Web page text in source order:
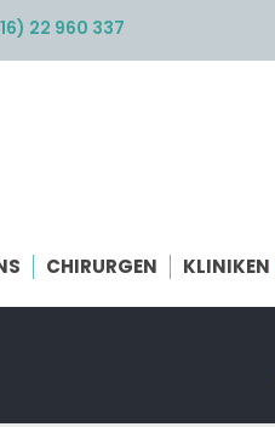
22 960 337
CHIRURGEN KLINIKEN